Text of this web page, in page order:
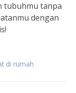
tubuhmu tanpa
dengan
di rumah